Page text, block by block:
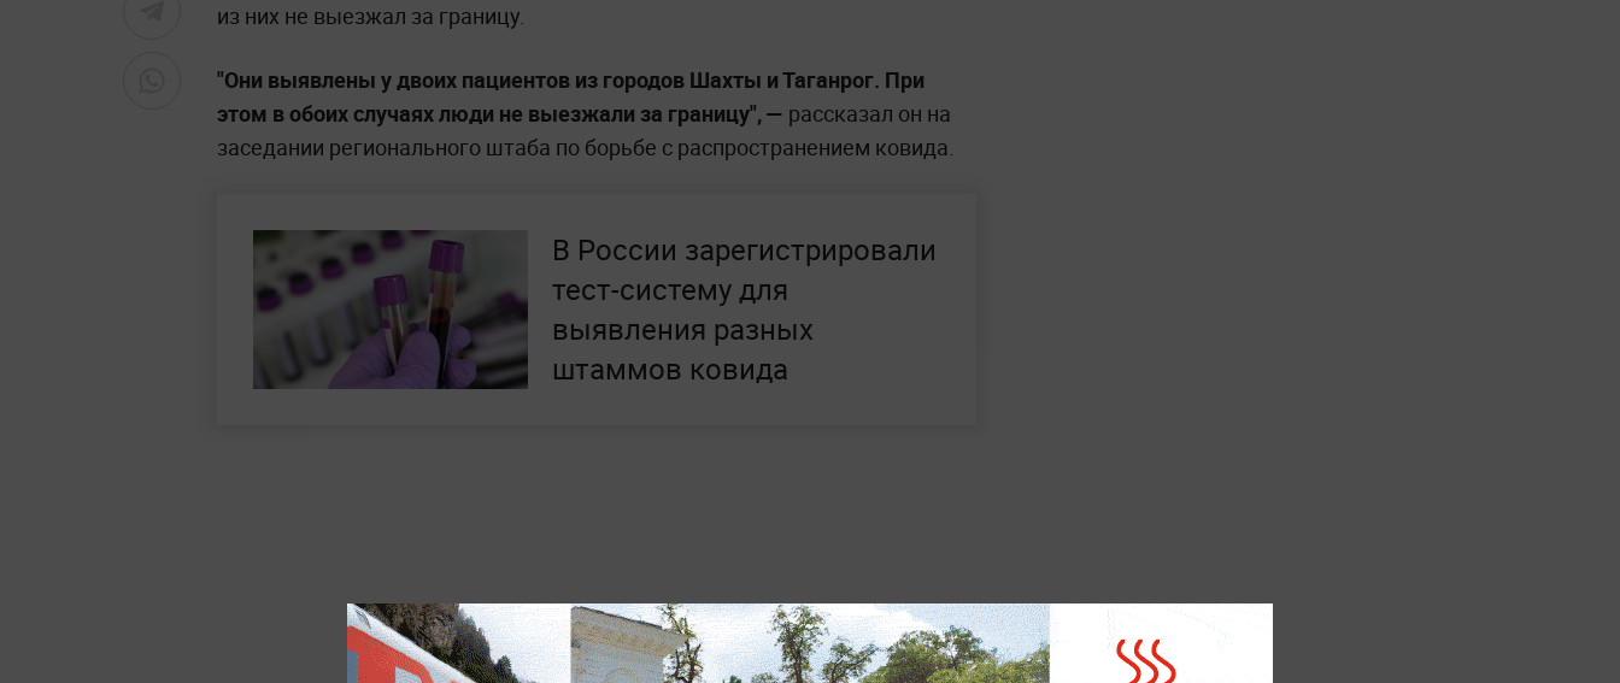
из них не выезжал за границу.
"Они выявлены у двоих пациентов из городов Шахты и Таганрог. При
этом в обоих случаях люди не выезжали за границу", — рассказал он на
заседании регионального штаба по борьбе с распространением ковида.
В России зарегистрировали
тест-систему для
выявления разных
штаммов ковида